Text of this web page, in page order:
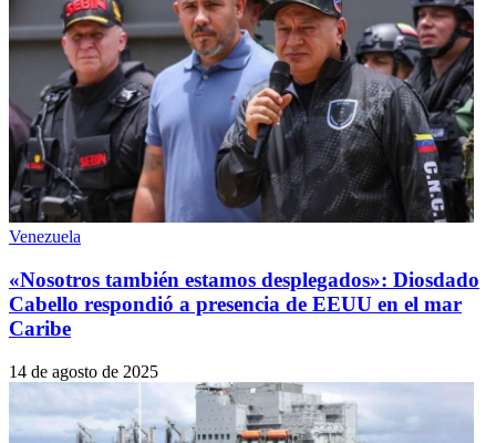
Venezuela
«Nosotros también estamos desplegados»: Diosdado
Cabello respondió a presencia de EEUU en el mar
Caribe
14 de agosto de 2025